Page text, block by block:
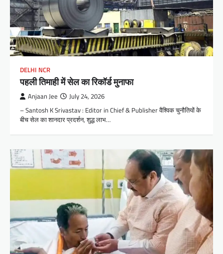
DELHI NCR
पहली तिमाही में सेल का रिकॉर्ड मुनाफा
Anjaan Jee July 24, 2026
– Santosh K Srivastav : Editor in Chief & Publisher वैश्विक चुनौतियों के
बीच सेल का शानदार प्रदर्शन, शुद्ध लाभ…